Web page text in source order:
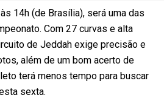
14h (de Brasília), será uma das
Com 27 curvas e alta
de Jeddah exige precisão e
além de um bom acerto de
terá menos tempo para buscar
sexta.